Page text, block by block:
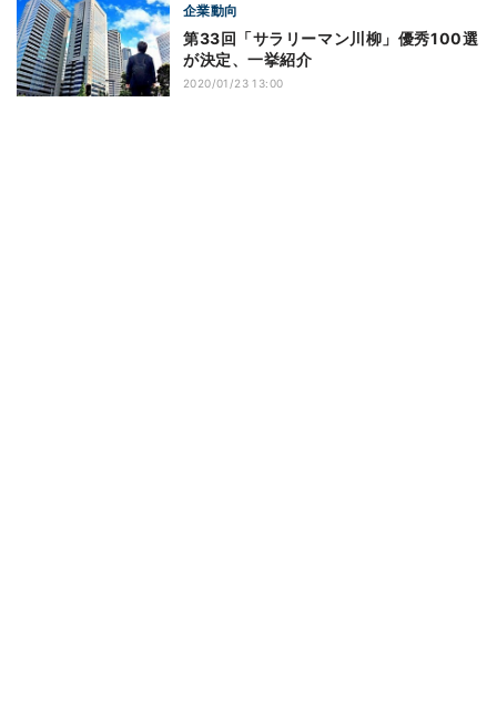
企業動向
第33回「サラリーマン川柳」優秀100選
が決定、一挙紹介
2020/01/23 13:00